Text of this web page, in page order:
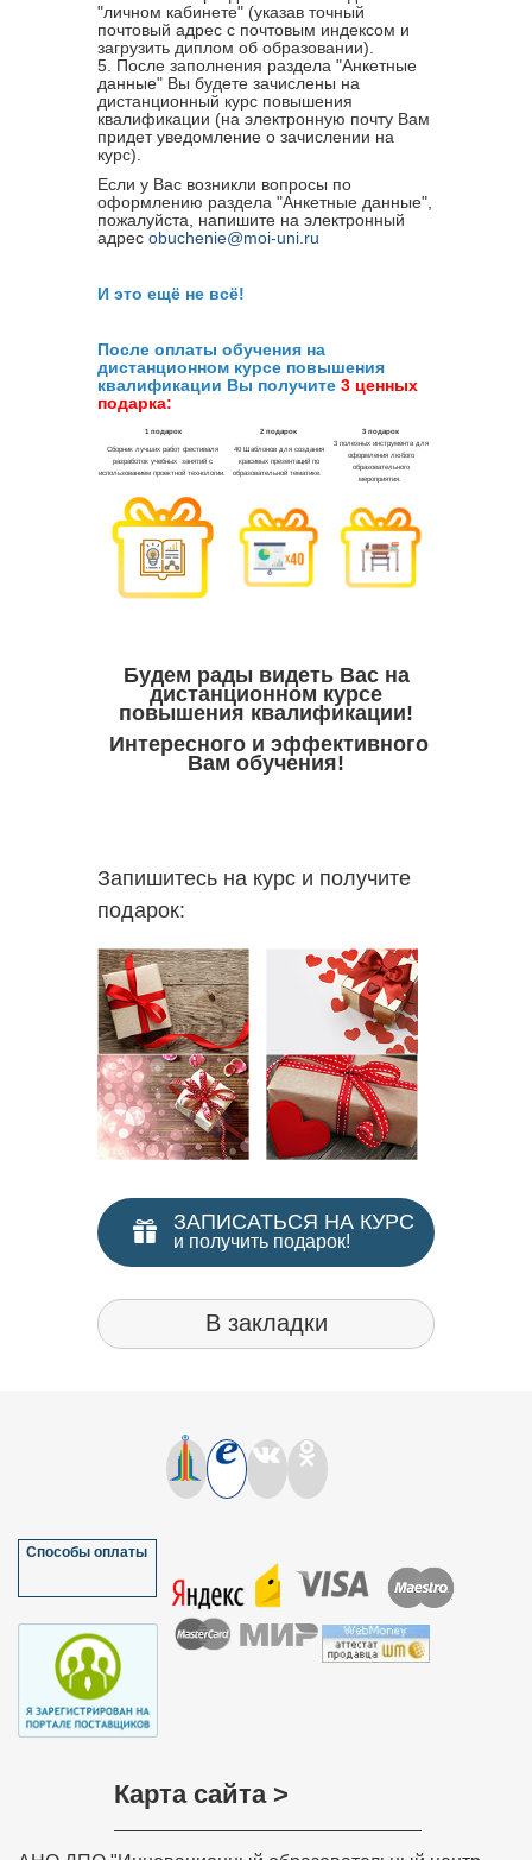
"личном кабинете" (указав точный
почтовый адрес с почтовым индексом и
загрузить диплом об образовании).
5. После заполнения раздела "Анкетные
данные" Вы будете зачислены на
дистанционный курс повышения
квалификации (на электронную почту Вам
придет уведомление о зачислении на
курс).
Если у Вас возникли вопросы по
оформлению раздела "Анкетные данные",
пожалуйста, напишите на электронный
адрес obuchenie@moi-uni.ru
И это ещё не всё!
После оплаты обучения на
дистанционном курсе повышения
квалификации Вы получите 3 ценных
подарка:
Будем рады видеть Вас на
дистанционном курсе
повышения квалификации!
Интересного и эффективного
Вам обучения!
Запишитесь на курс и получите
подарок:
ЗАПИСАТЬСЯ НА КУРС
и получить подарок!
В закладки
Способы оплаты
Карта сайта >